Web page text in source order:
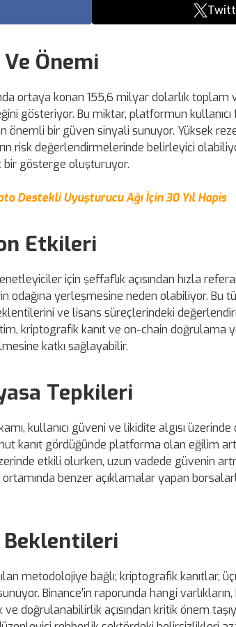
Önemi
ortaya konan 155,6 milyar dolarlık toplam
gösteriyor. Bu miktar, platformun
önemli bir güven sinyali sunuyor. Yüksek
risk değerlendirmelerinde belirleyici
bir gösterge oluşturuyor.
Destekli Uyuşturucu Ağı İçin 30 Yıl Hapis
Etkileri
için şeffaflık açısından hızla
odağına yerleşmesine neden olabiliyor. Bu
ve lisans süreçlerindeki
kriptografik kanıt ve on-chain doğrulama
katkı sağlayabilir.
Tepkileri
kullanıcı güveni ve likidite algısı
kanıt gördüğünde platforma olan eğilim
etkili olurken, uzun vadede güvenin
benzer açıklamalar yapan
Beklentileri
metodolojiye bağlı; kriptografik kanıtlar,
Binance’in raporunda hangi
doğrulanabilirlik açısından kritik önem